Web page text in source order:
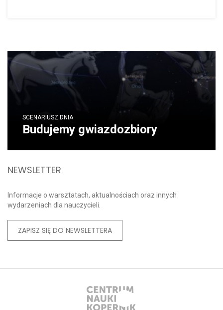
SCENARIUSZ DNIA
Budujemy gwiazdozbiory
NEWSLETTER
Informacje o warsztatach, aktualnościach oraz innych
wydarzeniach dla nauczycieli.
ZAPISZ SIĘ DO NEWSLETTERA